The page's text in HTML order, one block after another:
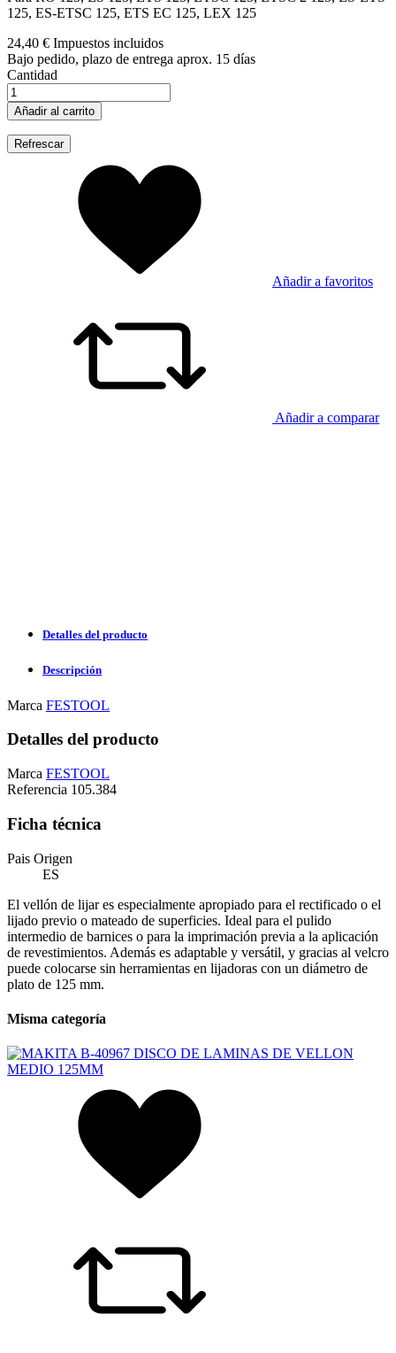
125, ES-ETSC 125, ETS EC 125, LEX 125
24,40 € Impuestos incluidos
Bajo pedido, plazo de entrega aprox. 15 días
Cantidad
Añadir al carrito
Añadir a favoritos
Añadir a comparar
Detalles del producto
Descripción
Marca FESTOOL
Detalles del producto
Marca FESTOOL
Referencia 105.384
Ficha técnica
Pais Origen
ES
El vellón de lijar es especialmente apropiado para el rectificado o el
lijado previo o mateado de superficies. Ideal para el pulido
intermedio de barnices o para la imprimación previa a la aplicación
de revestimientos. Además es adaptable y versátil, y gracias al velcro
puede colocarse sin herramientas en lijadoras con un diámetro de
plato de 125 mm.
Misma categoría